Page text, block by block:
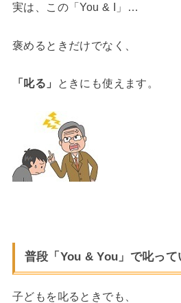
実は、この「You & I」…
褒めるときだけでなく、
「叱る」 ときにも使えます。
普段「You & You」で叱って
子どもを叱るときでも、